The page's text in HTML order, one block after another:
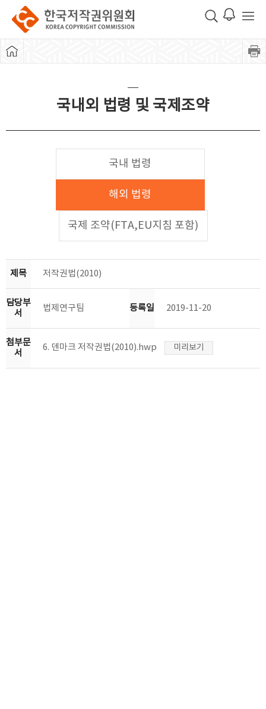
국내외 법령 및 국제조약
국내 법령
해외 법령
국제 조약(FTA,EU지침 포함)
제목 저작권법(2010)
담당부
서
법제연구팀 등록일 2019-11-20
첨부문
서
6. 덴마크 저작권법(2010).hwp 미리보기